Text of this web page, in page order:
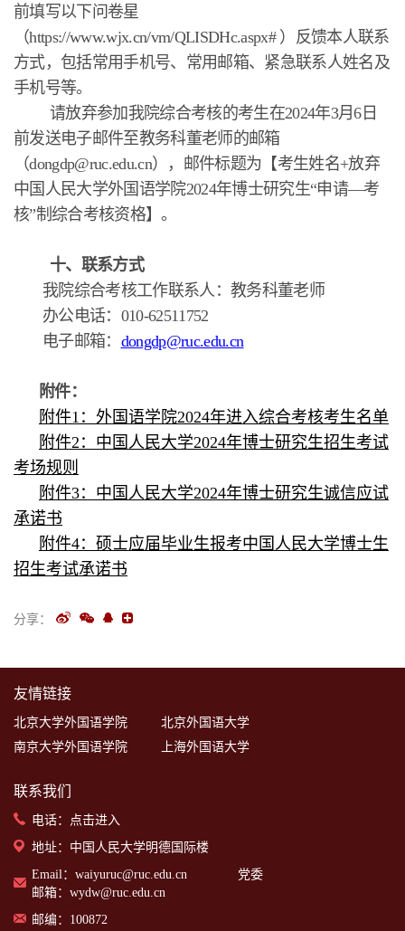
前填写以下问卷星
（https://www.wjx.cn/vm/QLISDHc.aspx# ）反馈本人联系
方式，包括常用手机号、常用邮箱、紧急联系人姓名及
手机号等。
请放弃参加我院综合考核的考生在2024年3月6日
前发送电子邮件至教务科董老师的邮箱
（dongdp@ruc.edu.cn），邮件标题为【考生姓名+放弃
中国人民大学外国语学院2024年博士研究生“申请—考
核”制综合考核资格】。
十、联系方式
我院综合考核工作联系人：教务科董老师
办公电话：010-62511752
电子邮箱： dongdp@ruc.edu.cn
附件：
附件1：外国语学院2024年进入综合考核考生名单
附件2：中国人民大学2024年博士研究生招生考试
考场规则
附件3：中国人民大学2024年博士研究生诚信应试
承诺书
附件4：硕士应届毕业生报考中国人民大学博士生
招生考试承诺书
分享：
友情链接
北京大学外国语学院
北京外国语大学
南京大学外国语学院
上海外国语大学
联系我们
电话： 点击进入
地址：中国人民大学明德国际楼
Email：waiyuruc@ruc.edu.cn 党委
邮箱：wydw@ruc.edu.cn
邮编：100872